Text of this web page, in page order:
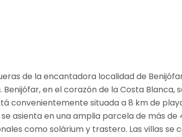
de la encantadora localidad de
en el corazón de la Costa
convenientemente situada a 8 km de
asienta en una amplia parcela de más
como solárium y trastero. Las villas